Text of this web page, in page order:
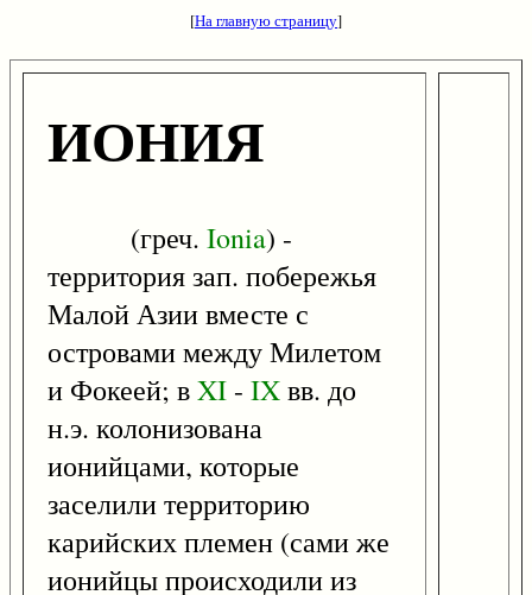
[На главную страницу]
ИОНИЯ
(греч. Ionia) -
территория зап. побережья
Малой Азии вместе с
островами между Милетом
и Фокеей; вXI - IXвв. до
н.э. колонизована
ионийцами, которые
заселили территорию
карийских племен (сами же
ионийцы происходили из